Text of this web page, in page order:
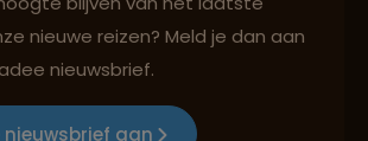
mét indivuele vrijheid
nieuwe reizen? Meld je dan aan
nieuwsbrief.
aan